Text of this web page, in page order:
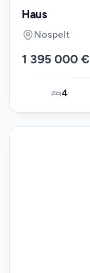
Haus
Nospelt
1 395 000 €
4